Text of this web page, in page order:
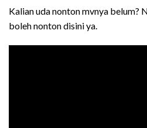
Kalian uda nonton mvnya belum?
boleh nonton disini ya.